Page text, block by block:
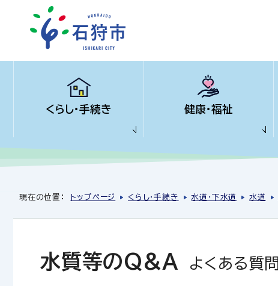
くらし・手続き 健康・福祉
現在の位置： トップページ くらし・手続き 水道・下水道 水道
水質等のQ&A よくある質問